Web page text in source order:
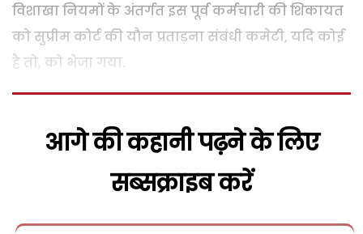
विशाखा नियमों के अंतर्गत इस पूर्व कर्मचारी की शिकायत
को सुप्रीम कोर्ट की यौन प्रताड़ना संबंधी कमेटी, यदि कोई
है तो, को भेजा गया.
आगे की कहानी पढ़ने के लिए
सब्सक्राइब करें